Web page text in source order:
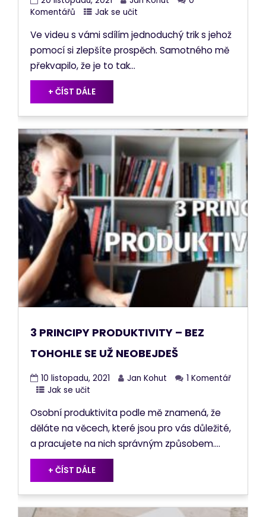
Komentářů
Jak se učit
Ve videu s vámi sdílím jednoduchý trik s jehož
pomocí si zlepšíte prospěch. Samotného mě
překvapilo, že je to tak...
+ ČÍST DÁLE
3 PRINCIPY PRODUKTIVITY – BEZ
TOHOHLE SE UŽ NEOBEJDEŠ
10 listopadu, 2021 Jan Kohut
1 Komentář
Jak se učit
Osobní produktivita podle mě znamená, že
děláte na věcech, které jsou pro vás důležité,
a pracujete na nich správným způsobem....
+ ČÍST DÁLE